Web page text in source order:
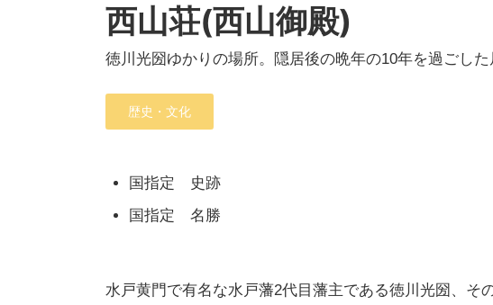
西山荘(西山御殿)
徳川光圀ゆかりの場所。隠居後の晩年の10年を過ごした
歴史・文化
国指定 史跡
国指定 名勝
水戸黄門で有名な水戸藩2代目藩主である徳川光圀、